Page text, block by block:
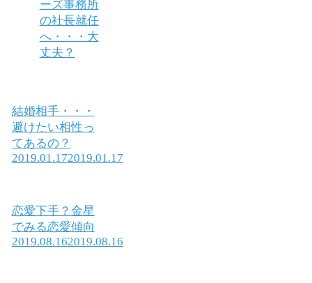
ーズ事務所
の社長就任
へ・・・大
丈夫？
結婚相手・・・
避けたい相性っ
てあるの？
2019.01.172019.01.17
恋愛下手？金星
でみる恋愛傾向
2019.08.162019.08.16